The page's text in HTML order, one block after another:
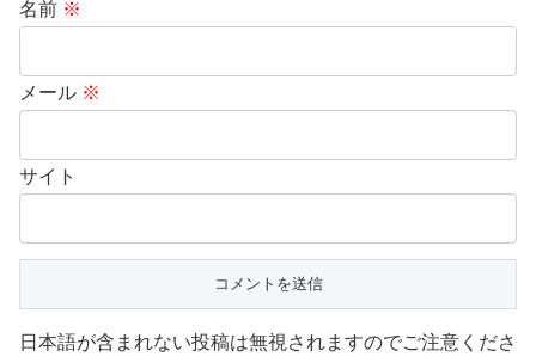
名前 ※
メール ※
サイト
日本語が含まれない投稿は無視されますのでご注意くださ